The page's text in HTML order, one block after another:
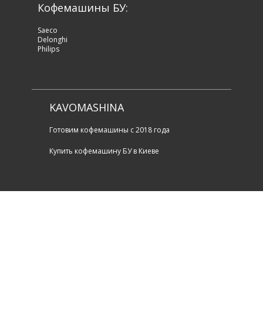
Кофемашины БУ:
Saeco
Delonghi
Philips
KAVOMASHINA
Готовим кофемашины с 2018 года
Купить кофемашину БУ в Киеве